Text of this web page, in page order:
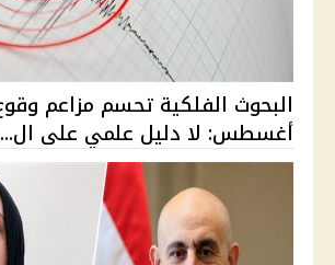
أغسطس: لا دليل علمي على ال...